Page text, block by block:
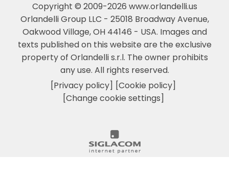
Copyright © 2009-2026 www.orlandelli.us
Orlandelli Group LLC - 25018 Broadway Avenue,
Oakwood Village, OH 44146 - USA. Images and
texts published on this website are the exclusive
property of Orlandelli s.r.l. The owner prohibits
any use. All rights reserved.
[Privacy policy] [Cookie policy]
[Change cookie settings]